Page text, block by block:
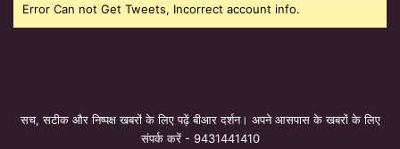
Error Can not Get Tweets, Incorrect account info.
सच, सटीक और निष्पक्ष खबरों के लिए पढ़ें बीआर दर्शन। अपने आसपास के खबरों के लिए
संपर्क करें - 9431441410